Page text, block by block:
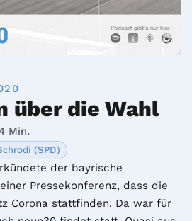
über die Wahl
Min.
(SPD)
der bayrische
Pressekonferenz, dass die
Corona stattfinden. Da war für